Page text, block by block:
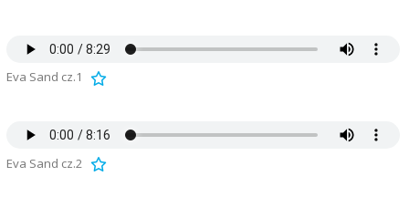
Eva Sand cz.1
Eva Sand cz.2